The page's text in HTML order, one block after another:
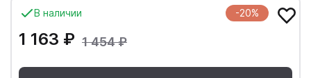
В наличии -20%
1 163 ₽ 1 454 ₽